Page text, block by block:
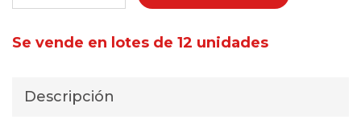
Se vende en lotes de 12 unidades
Descripción